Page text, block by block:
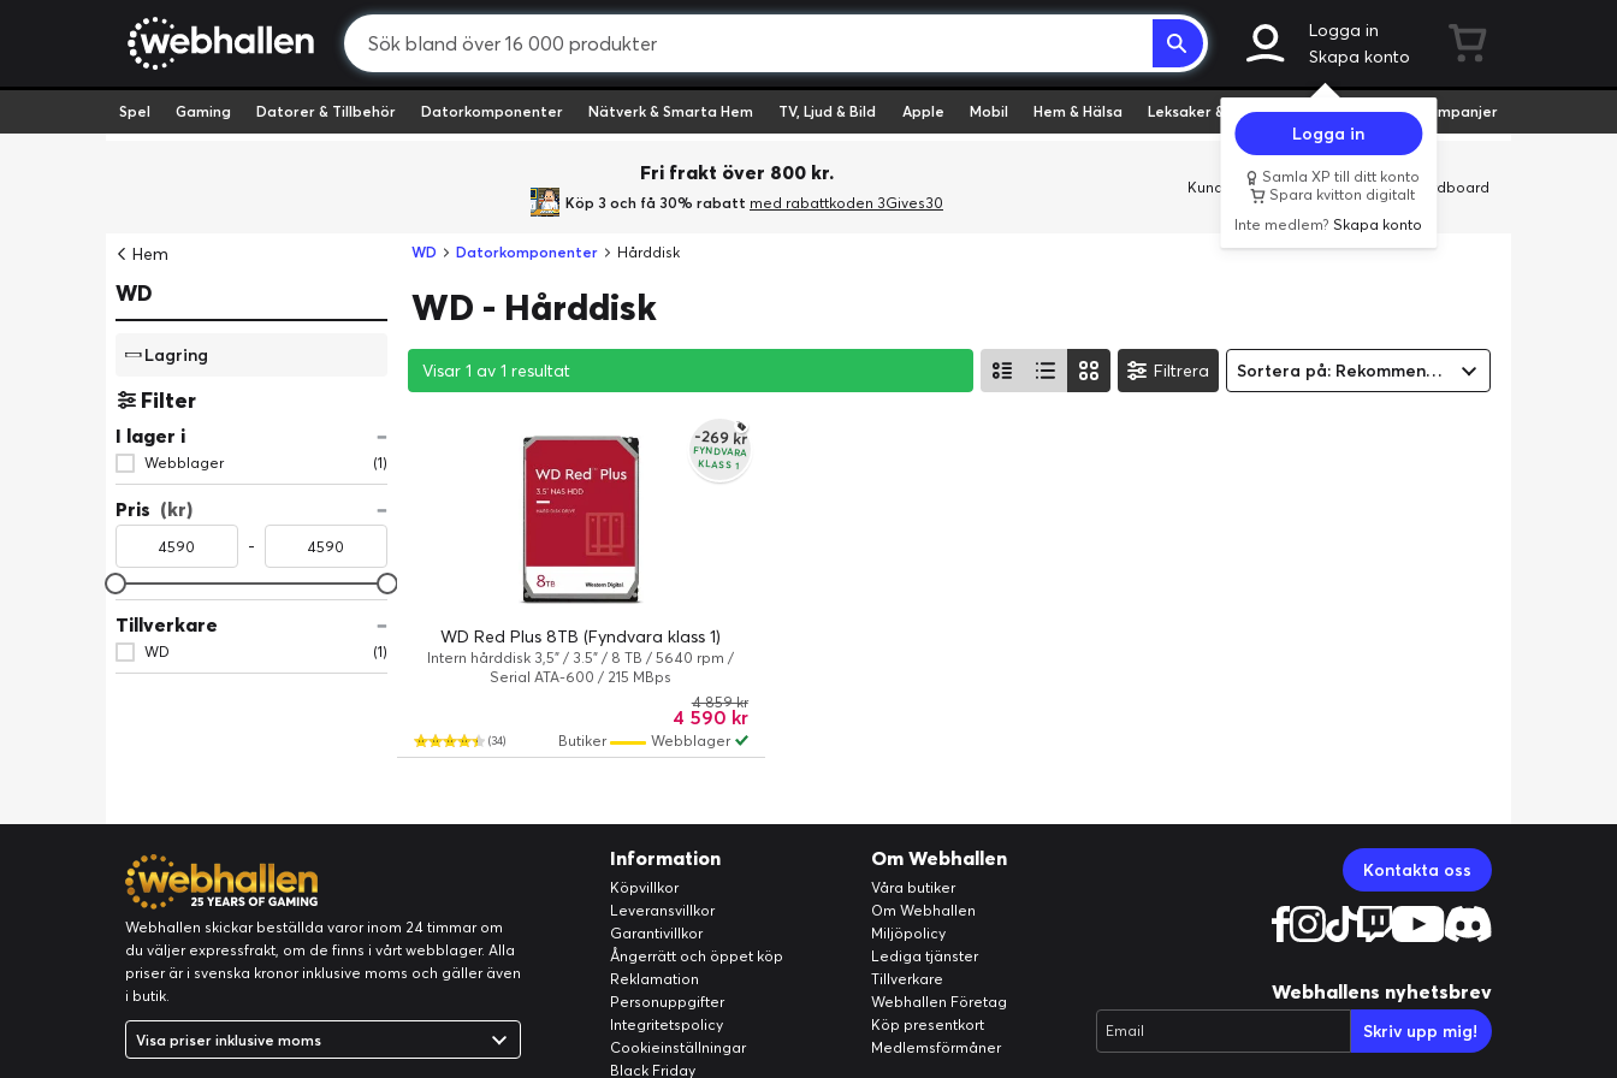
Logga in
Skapa konto
Logga in
Samla XP till ditt konto
Spara kvitton digitalt
Inte medlem?Skapa konto
Spel Gaming Datorer & Tillbehör Datorkomponenter Nätverk & Smarta Hem TV, Ljud & Bild Apple Mobil Hem & Hälsa Leksaker & Hobby Fyndvaror Kampanjer
Fri frakt över 800 kr.
Köp 3 och få 30% rabatt med rabattkoden 3Gives30
Kundservice Butiker Företag Cardboard
Hem
WD
Lagring
Filter
I lager i
Webblager (1)
Pris (kr)
-
Tillverkare
WD (1)
WD Datorkomponenter Hårddisk
WD - Hårddisk
Visar 1 av 1 resultat
Visar 1 av 1 resultat
Visar 1 av 1 resultat Filtrera Sortera på: Rekommenderad
-269 kr
FYNDVARA
KLASS 1
WD Red Plus 8TB (Fyndvara klass 1)
Intern hårddisk 3,5" / 3.5" / 8 TB / 5640 rpm /
Serial ATA-600 / 215 MBps
(34)
4 590 kr
4 859 kr
Webblager
Butiker
Webhallen skickar beställda varor inom 24 timmar om
du väljer expressfrakt, om de finns i vårt webblager. Alla
priser är i svenska kronor inklusive moms och gäller även
i butik.
Visa priser inklusive moms
Information
Köpvillkor
Leveransvillkor
Garantivillkor
Ångerrätt och öppet köp
Reklamation
Personuppgifter
Integritetspolicy
Cookieinställningar
Black Friday
Om Webhallen
Våra butiker
Om Webhallen
Miljöpolicy
Lediga tjänster
Tillverkare
Webhallen Företag
Köp presentkort
Medlemsförmåner
Kontakta oss
Webhallens nyhetsbrev
Email Skriv upp mig!